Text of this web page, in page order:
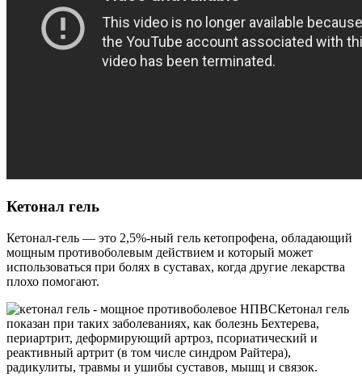
Кетонал гель
Кетонал-гель — это 2,5%-ный гель кетопрофена, обладающий
мощным противоболевым действием и который может
использоваться при болях в суставах, когда другие лекарства
плохо помогают.
Кетонал гель
показан при таких заболеваниях, как болезнь Бехтерева,
периартрит, деформирующий артроз, псориатический и
реактивный артрит (в том числе синдром Райтера),
радикулиты, травмы и ушибы суставов, мышц и связок.